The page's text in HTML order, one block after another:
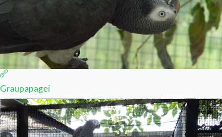
Graupapagei